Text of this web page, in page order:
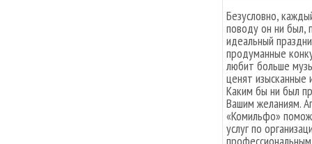
Безусловно,
поводу он ни был,
идеальный
продуманные
любит больше
ценят изысканные
Каким бы ни был
Вашим желаниям.
«Комильфо»
услуг по